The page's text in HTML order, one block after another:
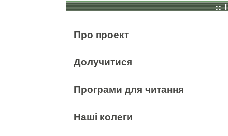
::
Про проект
Долучитися
Програми для читання
Наші колеги